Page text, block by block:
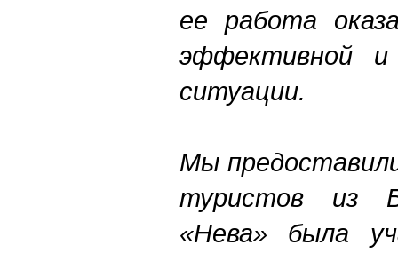
ее работа
эффективной и
ситуации.
Мы
туристов из
«Нева» была